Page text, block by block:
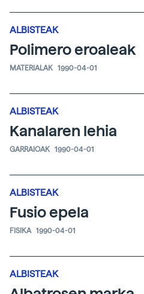
ALBISTEAK
Polimero eroaleak
MATERIALAK 1990-04-01
ALBISTEAK
Kanalaren lehia
GARRAIOAK 1990-04-01
ALBISTEAK
Fusio epela
FISIKA 1990-04-01
ALBISTEAK